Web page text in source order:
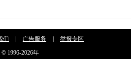
们 广告服务
举报专区
1996-2026年